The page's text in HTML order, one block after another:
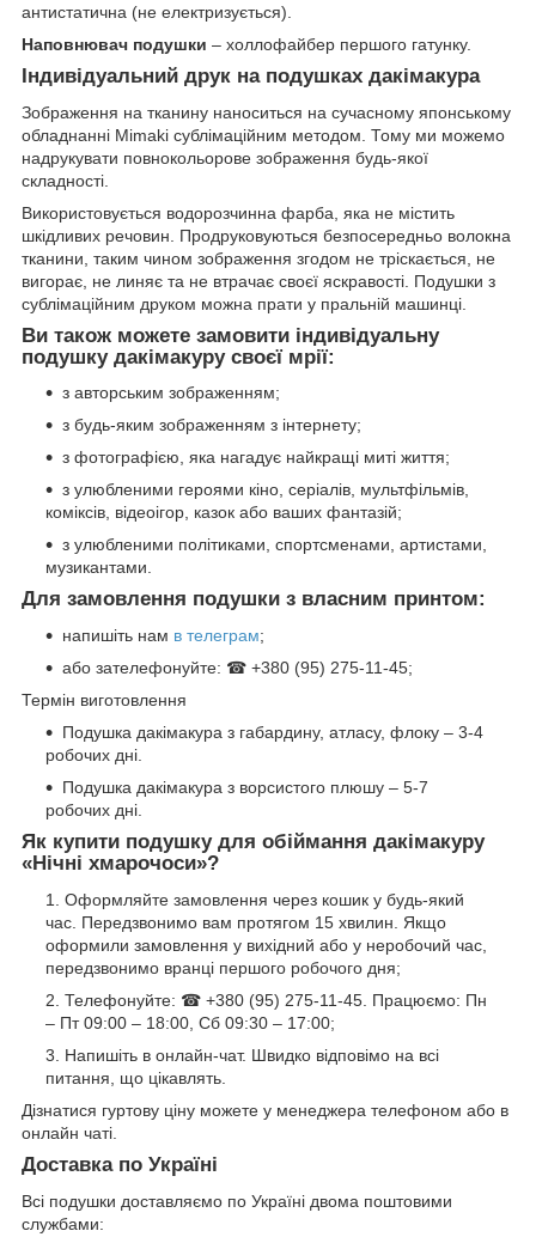
антистатична (не електризується).
Наповнювач подушки – холлофайбер першого гатунку.
Індивідуальний друк на подушках дакімакура
Зображення на тканину наноситься на сучасному японському
обладнанні Mimaki сублімаційним методом. Тому ми можемо
надрукувати повнокольорове зображення будь-якої
складності.
Використовується водорозчинна фарба, яка не містить
шкідливих речовин. Продруковуються безпосередньо волокна
тканини, таким чином зображення згодом не тріскається, не
вигорає, не линяє та не втрачає своєї яскравості. Подушки з
сублімаційним друком можна прати у пральній машинці.
Ви також можете замовити індивідуальну
подушку дакімакуру своєї мрії:
з авторським зображенням;
з будь-яким зображенням з інтернету;
з фотографією, яка нагадує найкращі миті життя;
з улюбленими героями кіно, серіалів, мультфільмів,
коміксів, відеоігор, казок або ваших фантазій;
з улюбленими політиками, спортсменами, артистами,
музикантами.
Для замовлення подушки з власним принтом:
напишіть нам в телеграм;
або зателефонуйте: ☎ +380 (95) 275-11-45;
Термін виготовлення
Подушка дакімакура з габардину, атласу, флоку – 3-4
робочих дні.
Подушка дакімакура з ворсистого плюшу – 5-7
робочих дні.
Як купити подушку для обіймання дакімакуру
«Нічні хмарочоси»?
Оформляйте замовлення через кошик у будь-який
час. Передзвонимо вам протягом 15 хвилин. Якщо
оформили замовлення у вихідний або у неробочий час,
передзвонимо вранці першого робочого дня;
Телефонуйте: ☎ +380 (95) 275-11-45. Працюємо: Пн
– Пт 09:00 – 18:00, Сб 09:30 – 17:00;
Напишіть в онлайн-чат. Швидко відповімо на всі
питання, що цікавлять.
Дізнатися гуртову ціну можете у менеджера телефоном або в
онлайн чаті.
Доставка по Україні
Всі подушки доставляємо по Україні двома поштовими
службами: